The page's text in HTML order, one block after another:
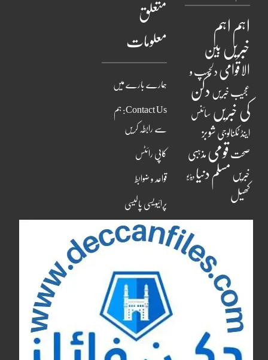
اہم اہم
خبریں بین
الاقوامی دلچسپ و
عجیب خبریں دکن
کی خبریں سائنس
اینڈ ٹکنالوجی شوبز
صحت قومی مذہبی
خبریں مسلم دنیا ویڈیو
کھیل
متعلق
معلومات
ہمارے بارے میں
Contact Us: ہم
سے رابطہ کریں
کاپی رائٹس
قواعد و ضوابط
پرائیویسی پالیسی